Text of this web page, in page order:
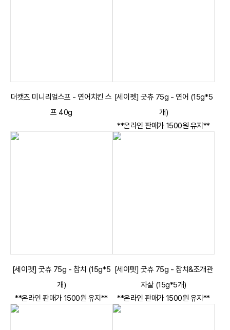
더캣츠 미니리얼스프 - 연어치킨 스
프 40g
[세이펫] 굿츄 75g - 연어 (15g*5
개)
**온라인 판매가 1500원 유지**
[세이펫] 굿츄 75g - 참치 (15g*5
개)
**온라인 판매가 1500원 유지**
[세이펫] 굿츄 75g - 참치&조개관
자살 (15g*5개)
**온라인 판매가 1500원 유지**